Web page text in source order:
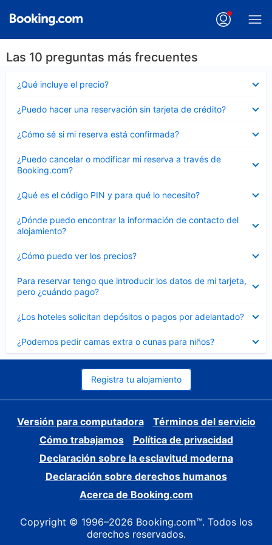
Las 10 preguntas más frecuentes
¿Qué incluye el precio?
cerrado
¿Puedo hacer una reservación sin tarjeta de crédito?
cerrado
¿Cómo sé si mi reserva está confirmada?
cerrado
¿Puedo cancelar o modificar mi reserva a través de
Booking.com?
cerrado
¿Qué es el código PIN y para qué lo necesito?
cerrado
¿Dónde puedo encontrar la información de contacto del
alojamiento?
cerrado
¿Cómo puedo ver los precios?
cerrado
Para reservar tengo que introducir los datos de mi tarjeta,
pero ¿cuándo pago?
cerrado
¿Los hoteles solicitan depósitos o pagos por adelantado?
cerrado
¿Podemos pedir camas extra o cunas para niños?
cerrado
Registra tu alojamiento
Versión para computadora
Términos del servicio
Cómo trabajamos
Política de privacidad
Declaración sobre la esclavitud moderna
Declaración sobre derechos humanos
Acerca de Booking.com
Copyright © 1996–2026 Booking.com™. Todos los
derechos reservados.